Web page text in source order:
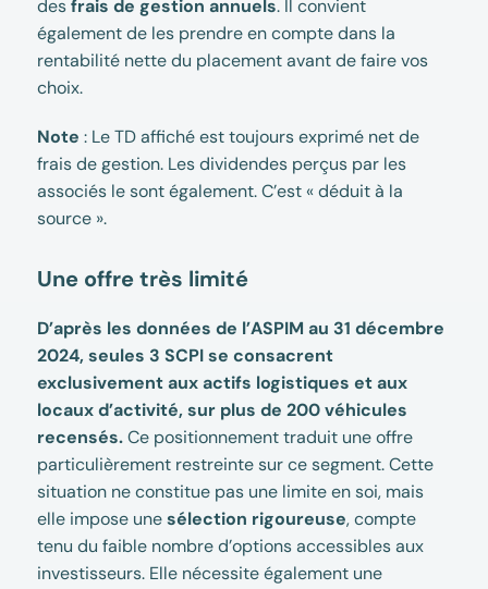
desfrais de gestion annuels. Il convient
également de les prendre en compte dans la
rentabilité nette du placement avant de faire vos
choix.
Note : Le TD affiché est toujours exprimé net de
frais de gestion. Les dividendes perçus par les
associés le sont également. C’est « déduit à la
source ».
Une offre très limité
D’après les données de l’ASPIM au 31 décembre
2024, seules 3 SCPI se consacrent
exclusivement aux actifs logistiques et aux
locaux d’activité, sur plus de 200 véhicules
recensés.Ce positionnement traduit une offre
particulièrement restreinte sur ce segment. Cette
situation ne constitue pas une limite en soi, mais
elle impose unesélection rigoureuse, compte
tenu du faible nombre d’options accessibles aux
investisseurs. Elle nécessite également une